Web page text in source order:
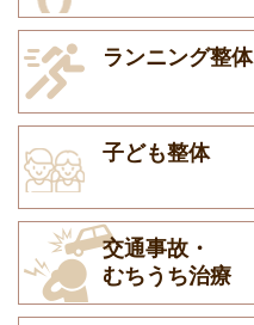
ランニング整体
子ども整体
交通事故・
むちうち治療